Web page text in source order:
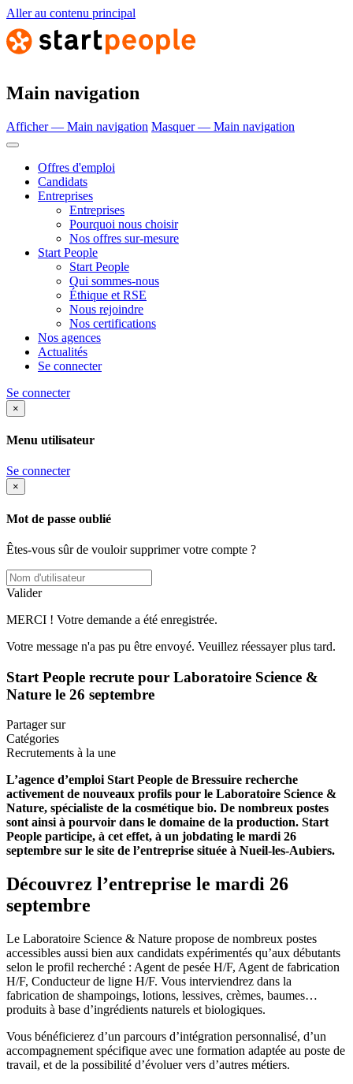
Aller au contenu principal
Main navigation
Afficher — Main navigation Masquer — Main navigation
Offres d'emploi
Candidats
Entreprises
Entreprises
Pourquoi nous choisir
Nos offres sur-mesure
Start People
Start People
Qui sommes-nous
Éthique et RSE
Nous rejoindre
Nos certifications
Nos agences
Actualités
Se connecter
Se connecter
×
Menu utilisateur
Se connecter
×
Mot de passe oublié
Êtes-vous sûr de vouloir supprimer votre compte ?
Valider
MERCI ! Votre demande a été enregistrée.
Votre message n'a pas pu être envoyé. Veuillez réessayer plus tard.
Start People recrute pour Laboratoire Science &
Nature le 26 septembre
Partager sur
Catégories
Recrutements à la une
L’agence d’emploi Start People de Bressuire recherche
activement de nouveaux profils pour le Laboratoire Science &
Nature, spécialiste de la cosmétique bio. De nombreux postes
sont ainsi à pourvoir dans le domaine de la production. Start
People participe, à cet effet, à un jobdating le mardi 26
septembre sur le site de l’entreprise située à Nueil-les-Aubiers.
Découvrez l’entreprise le mardi 26
septembre
Le Laboratoire Science & Nature propose de nombreux postes
accessibles aussi bien aux candidats expérimentés qu’aux débutants
selon le profil recherché : Agent de pesée H/F, Agent de fabrication
H/F, Conducteur de ligne H/F. Vous interviendrez dans la
fabrication de shampoings, lotions, lessives, crèmes, baumes…
produits à base d’ingrédients naturels et biologiques.
Vous bénéficierez d’un parcours d’intégration personnalisé, d’un
accompagnement spécifique avec une formation adaptée au poste de
travail, et de la possibilité d’évoluer vers d’autres métiers.